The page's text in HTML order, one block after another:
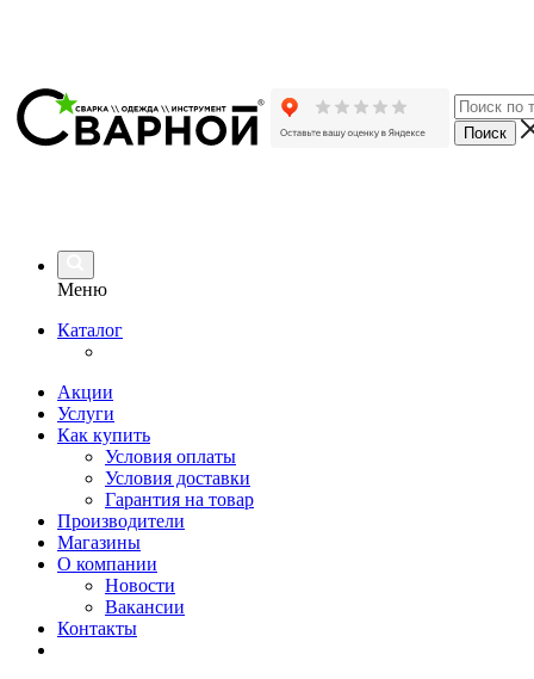
Меню
Каталог
Акции
Услуги
Как купить
Условия оплаты
Условия доставки
Гарантия на товар
Производители
Магазины
О компании
Новости
Вакансии
Контакты